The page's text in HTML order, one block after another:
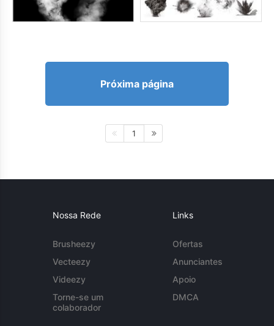
Próxima página
1
Nossa Rede
Brusheezy
Vecteezy
Videezy
Torne-se um
colaborador
Links
Ofertas
Anunciantes
Apoio
DMCA